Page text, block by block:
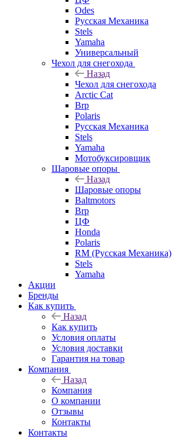
Odes
Русская Механика
Stels
Yamaha
Универсальный
Чехол для снегохода
Назад
Чехол для снегохода
Arctic Cat
Brp
Polaris
Русская Механика
Stels
Yamaha
Мотобуксировщик
Шаровые опоры
Назад
Шаровые опоры
Baltmotors
Brp
ЦФ
Honda
Polaris
RM (Русская Механика)
Stels
Yamaha
Акции
Бренды
Как купить
Назад
Как купить
Условия оплаты
Условия доставки
Гарантия на товар
Компания
Назад
Компания
О компании
Отзывы
Контакты
Контакты